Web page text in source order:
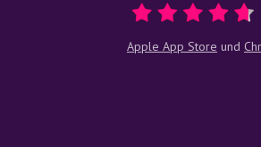
Apple App Store und